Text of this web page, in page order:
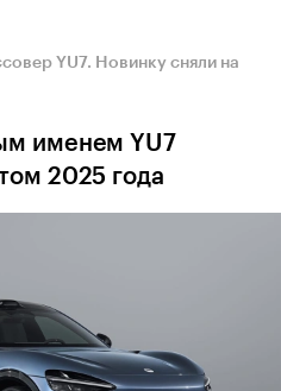
YU7. Новинку сняли на
именем YU7
2025 года